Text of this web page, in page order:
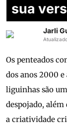
sua
Jarli
Os penteados
dos anos 2000
liguinhas são
despojado,
a criatividade